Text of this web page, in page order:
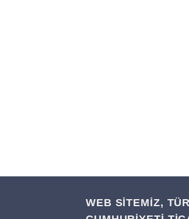
WEB SİTEMİZ,